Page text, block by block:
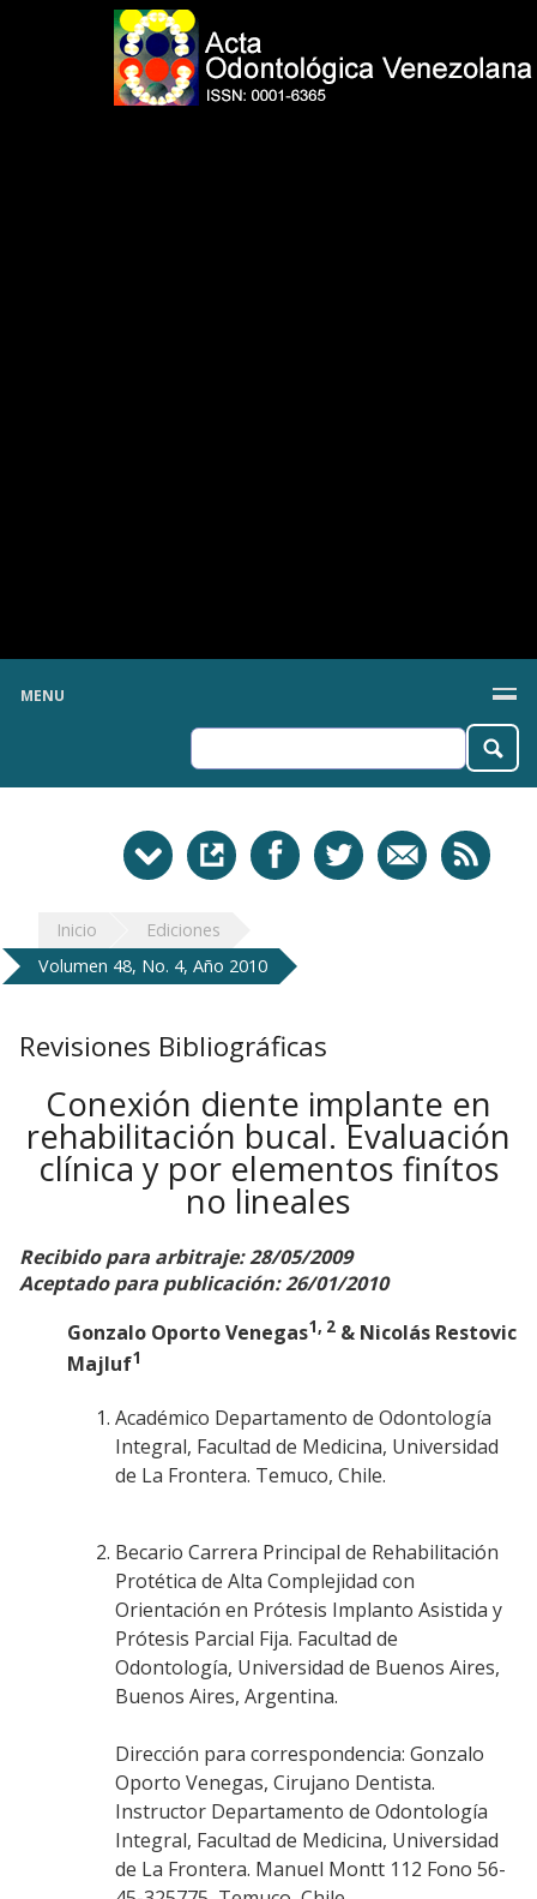
MENU
Inicio
Ediciones
Volumen 48, No. 4, Año 2010
Revisiones Bibliográficas
Conexión diente implante en
rehabilitación bucal. Evaluación
clínica y por elementos finítos
no lineales
Recibido para arbitraje: 28/05/2009
Aceptado para publicación: 26/01/2010
Gonzalo Oporto Venegas1, 2 & Nicolás Restovic
Majluf1
Académico Departamento de Odontología
Integral, Facultad de Medicina, Universidad
de La Frontera. Temuco, Chile.
Becario Carrera Principal de Rehabilitación
Protética de Alta Complejidad con
Orientación en Prótesis Implanto Asistida y
Prótesis Parcial Fija. Facultad de
Odontología, Universidad de Buenos Aires,
Buenos Aires, Argentina.
Dirección para correspondencia: Gonzalo
Oporto Venegas, Cirujano Dentista.
Instructor Departamento de Odontología
Integral, Facultad de Medicina, Universidad
de La Frontera. Manuel Montt 112 Fono 56-